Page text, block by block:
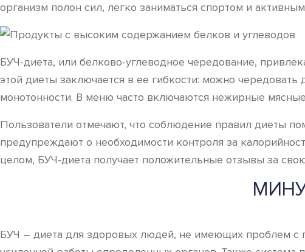
организм полон сил, легко заниматься спортом и
БУЧ-диета, или белково-углеводное чередование,
этой диеты заключается в ее гибкости: можно
монотонности. В меню часто включаются нежирные
Пользователи отмечают, что соблюдение правил диеты
предупреждают о необходимости контроля за
целом, БУЧ-диета получает положительные отзывы за
БУЧ – диета для здоровых людей, не имеющих проблем с